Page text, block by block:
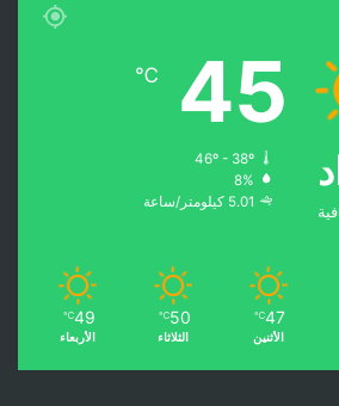
45
℃
46º - 38º
8%
5.01 كيلومتر/ساعة
47
℃
الأثنين
50
℃
الثلاثاء
49
℃
الأربعاء